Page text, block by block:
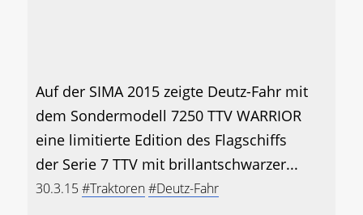
Auf der SIMA 2015 zeigte Deutz-Fahr mit
dem Sondermodell 7250 TTV WARRIOR
eine limitierte Edition des Flagschiffs
der Serie 7 TTV mit brillantschwarzer...
30.3.15#Traktoren#Deutz-Fahr